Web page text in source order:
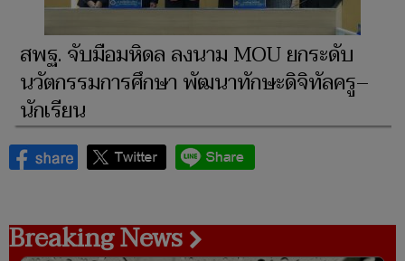
สพฐ. จับมือมหิดล ลงนาม MOU ยกระดับ
นวัตกรรมการศึกษา พัฒนาทักษะดิจิทัลครู–
นักเรียน
Breaking News